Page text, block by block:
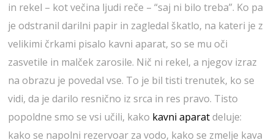
in rekel – kot večina ljudi reče – “saj ni bilo treba”. Ko pa
je odstranil darilni papir in zagledal škatlo, na kateri je z
velikimi črkami pisalo kavni aparat, so se mu oči
zasvetile in malček zarosile. Nič ni rekel, a njegov izraz
na obrazu je povedal vse. To je bil tisti trenutek, ko se
vidi, da je darilo resnično iz srca in res pravo. Tisto
popoldne smo se vsi učili, kako kavni aparatdeluje:
kako se napolni rezervoar za vodo, kako se zmelje kava